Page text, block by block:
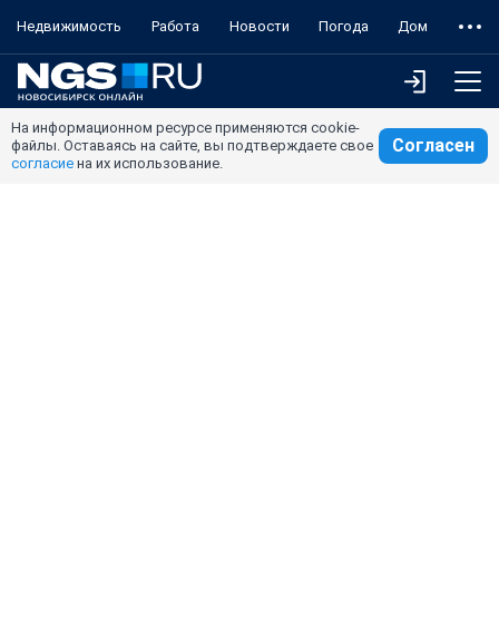
Недвижимость Работа Новости Погода Дом
На информационном ресурсе применяются cookie-
файлы. Оставаясь на сайте, вы подтверждаете свое
согласие на их использование.
Согласен